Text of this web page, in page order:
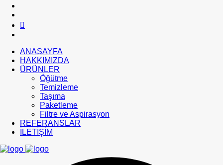
ANASAYFA
HAKKIMIZDA
ÜRÜNLER
Öğütme
Temizleme
Taşıma
Paketleme
Filtre ve Aspirasyon
REFERANSLAR
İLETİŞİM